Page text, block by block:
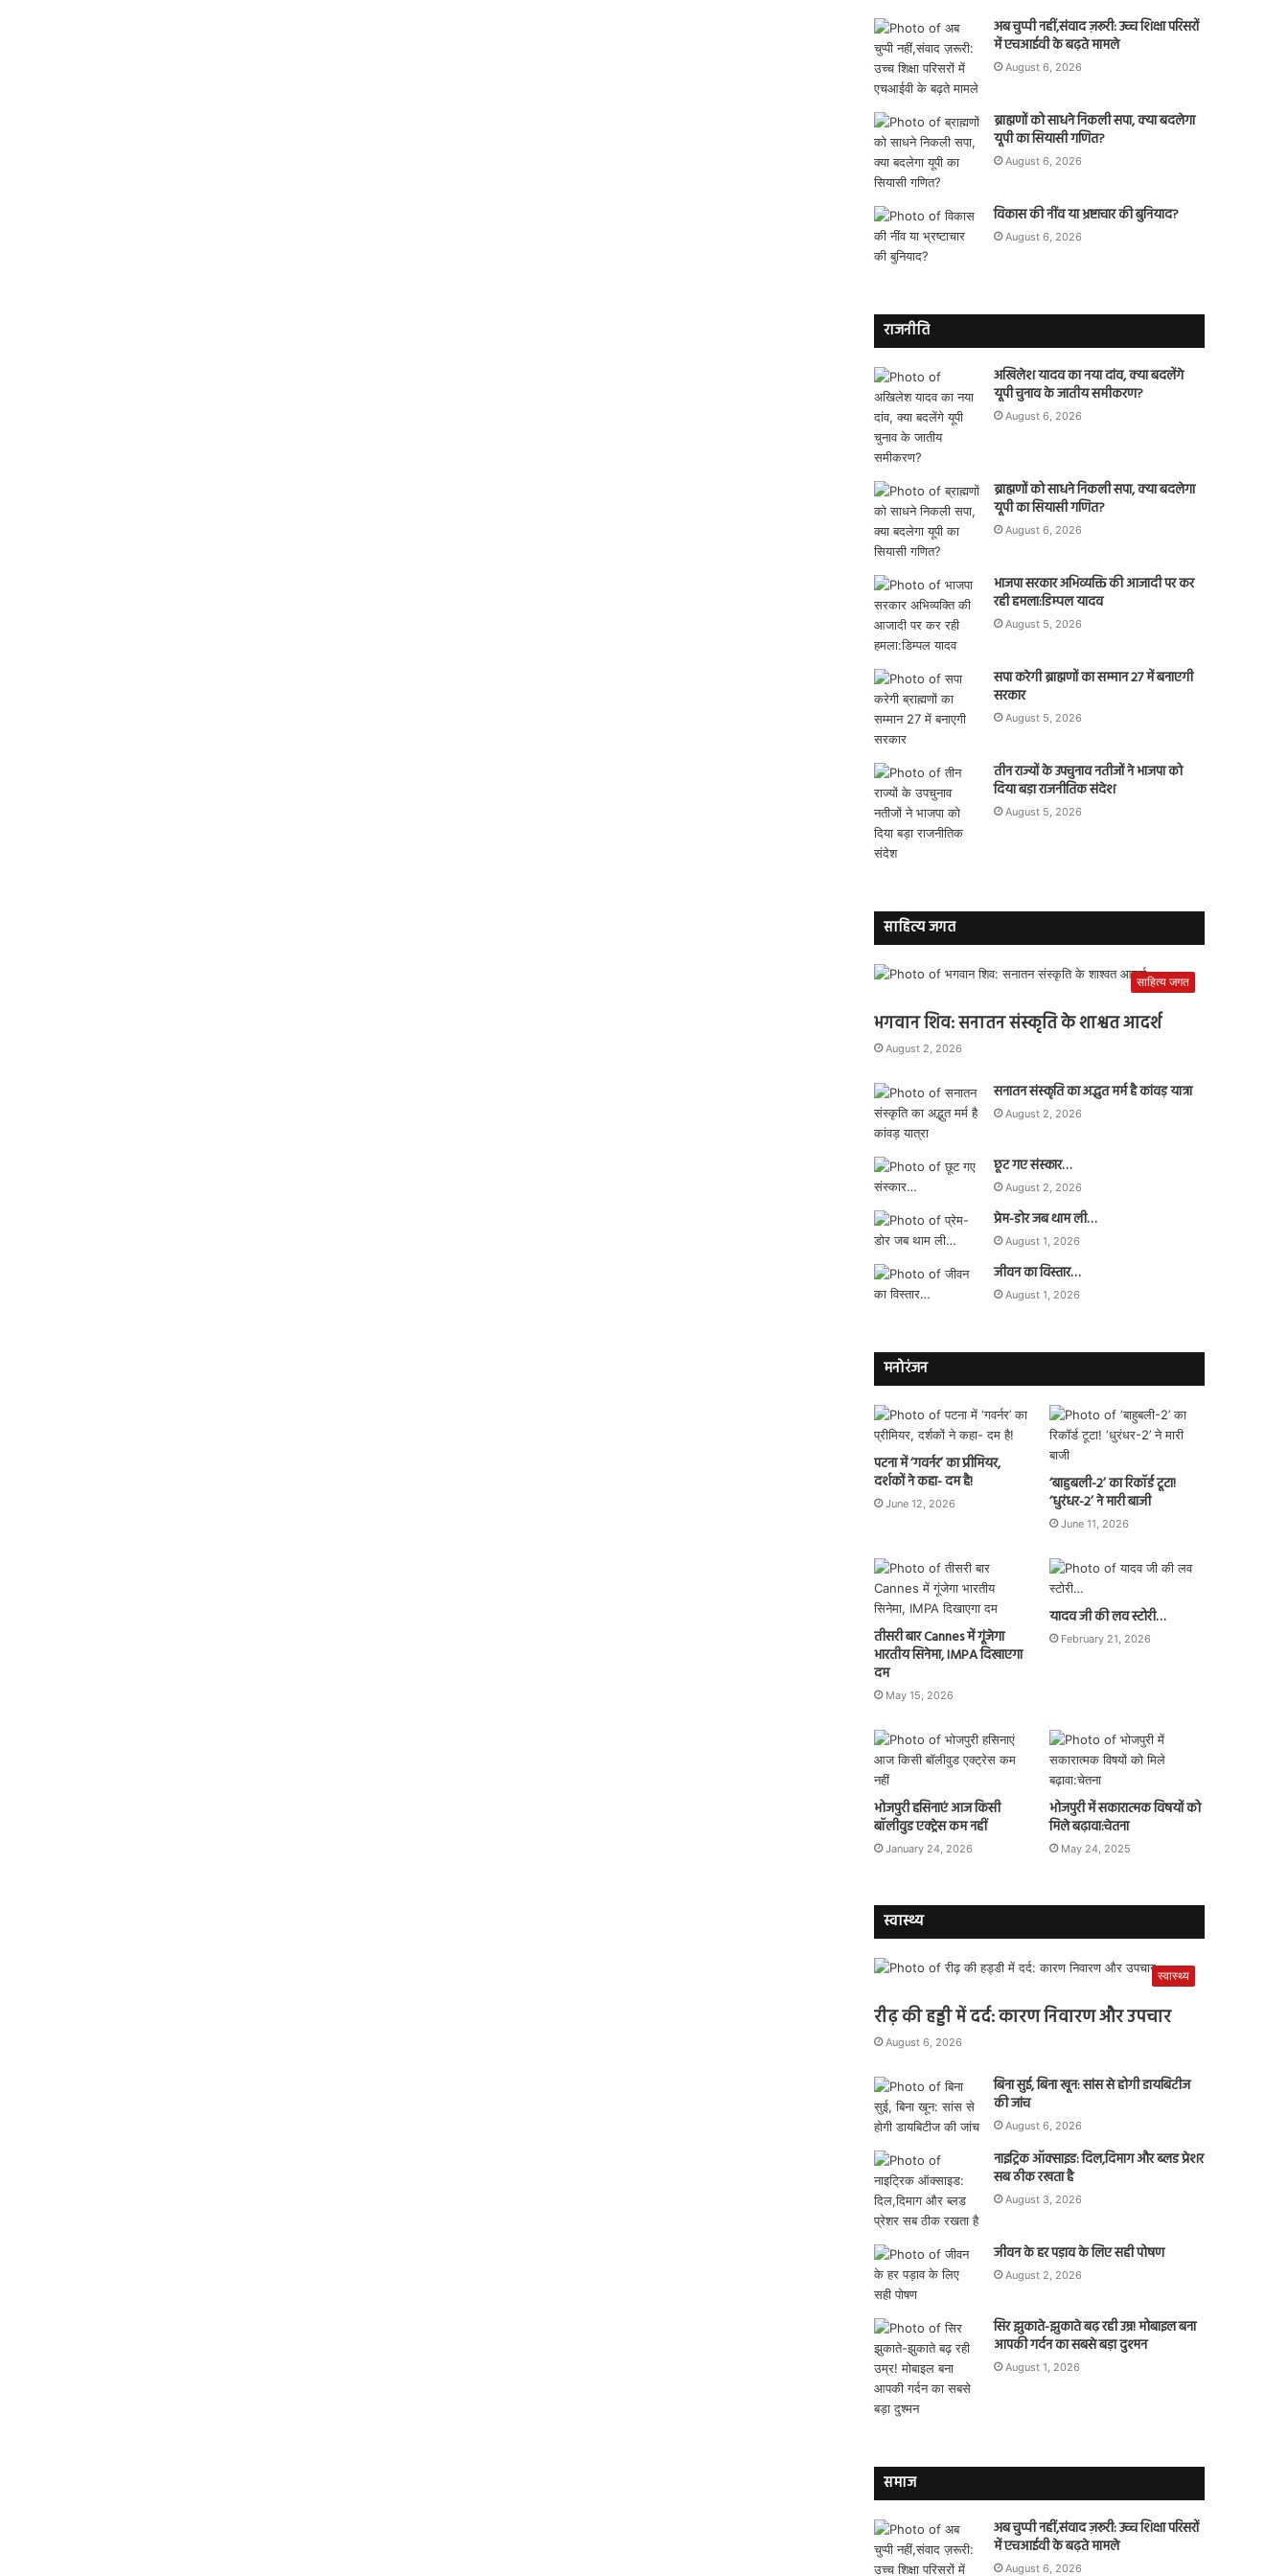
अब चुप्पी नहीं,संवाद ज़रूरी: उच्च शिक्षा परिसरों
में एचआईवी के बढ़ते मामले
August 6, 2026
ब्राह्मणों को साधने निकली सपा, क्या बदलेगा
यूपी का सियासी गणित?
August 6, 2026
विकास की नींव या भ्रष्टाचार की बुनियाद?
August 6, 2026
राजनीति
अखिलेश यादव का नया दांव, क्या बदलेंगे
यूपी चुनाव के जातीय समीकरण?
August 6, 2026
ब्राह्मणों को साधने निकली सपा, क्या बदलेगा
यूपी का सियासी गणित?
August 6, 2026
भाजपा सरकार अभिव्यक्ति की आजादी पर कर
रही हमला:डिम्पल यादव
August 5, 2026
सपा करेगी ब्राह्मणों का सम्मान 27 में बनाएगी
सरकार
August 5, 2026
तीन राज्यों के उपचुनाव नतीजों ने भाजपा को
दिया बड़ा राजनीतिक संदेश
August 5, 2026
साहित्य जगत
साहित्य जगत
भगवान शिव: सनातन संस्कृति के शाश्वत आदर्श
August 2, 2026
सनातन संस्कृति का अद्भुत मर्म है कांवड़ यात्रा
August 2, 2026
छूट गए संस्कार…
August 2, 2026
प्रेम-डोर जब थाम ली…
August 1, 2026
जीवन का विस्तार…
August 1, 2026
मनोरंजन
पटना में ‘गवर्नर’ का प्रीमियर,
दर्शकों ने कहा- दम है!
June 12, 2026
‘बाहुबली-2’ का रिकॉर्ड टूटा!
‘धुरंधर-2’ ने मारी बाजी
June 11, 2026
तीसरी बार Cannes में गूंजेगा
भारतीय सिनेमा, IMPA दिखाएगा
दम
May 15, 2026
यादव जी की लव स्टोरी…
February 21, 2026
भोजपुरी हसिनाएं आज किसी
बॉलीवुड एक्ट्रेस कम नहीं
January 24, 2026
भोजपुरी में सकारात्मक विषयों को
मिले बढ़ावा:चेतना
May 24, 2025
स्वास्थ्य
स्वास्थ्य
रीढ़ की हड्डी में दर्द: कारण निवारण और उपचार
August 6, 2026
बिना सुई, बिना खून: सांस से होगी डायबिटीज
की जांच
August 6, 2026
नाइट्रिक ऑक्साइड: दिल,दिमाग और ब्लड प्रेशर
सब ठीक रखता है
August 3, 2026
जीवन के हर पड़ाव के लिए सही पोषण
August 2, 2026
सिर झुकाते-झुकाते बढ़ रही उम्र! मोबाइल बना
आपकी गर्दन का सबसे बड़ा दुश्मन
August 1, 2026
समाज
अब चुप्पी नहीं,संवाद ज़रूरी: उच्च शिक्षा परिसरों
में एचआईवी के बढ़ते मामले
August 6, 2026